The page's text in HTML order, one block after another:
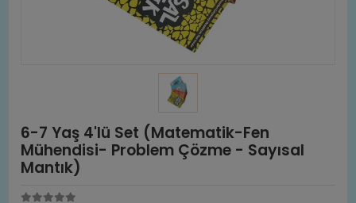
6-7 Yaş 4'lü Set (Matematik-Fen
Mühendisi- Problem Çözme - Sayısal
Mantık)